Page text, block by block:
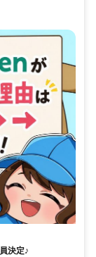
決定♪